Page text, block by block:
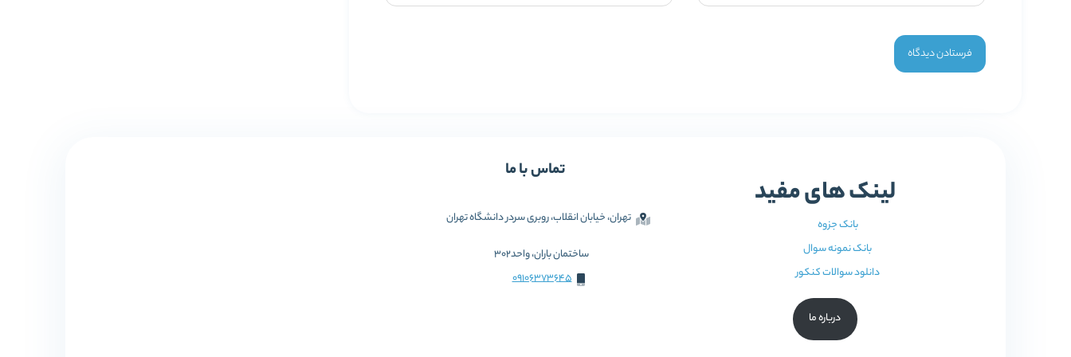
لینک های مفید
بانک جزوه
بانک نمونه سوال
دانلود سوالات کنکور
درباره ما
تماس با ما
تهران، خیابان انقلاب، روبری سردر دانشگاه تهران
ساختمان باران، واحد302
09106373645